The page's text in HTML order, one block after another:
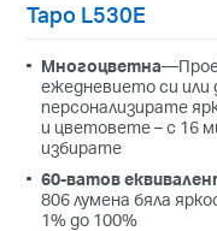
Tapo L530E
Многоцветна
ежедневието си или
персонализирате
и цветовете – с 16
избирате
60-ватов
806 лумена бяла
1% до 100%